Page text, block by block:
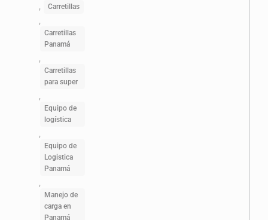
, Carretillas
,
Carretillas
Panamá
,
Carretillas
para super
,
Equipo de
logística
,
Equipo de
Logistica
Panamá
,
Manejo de
carga en
Panamá